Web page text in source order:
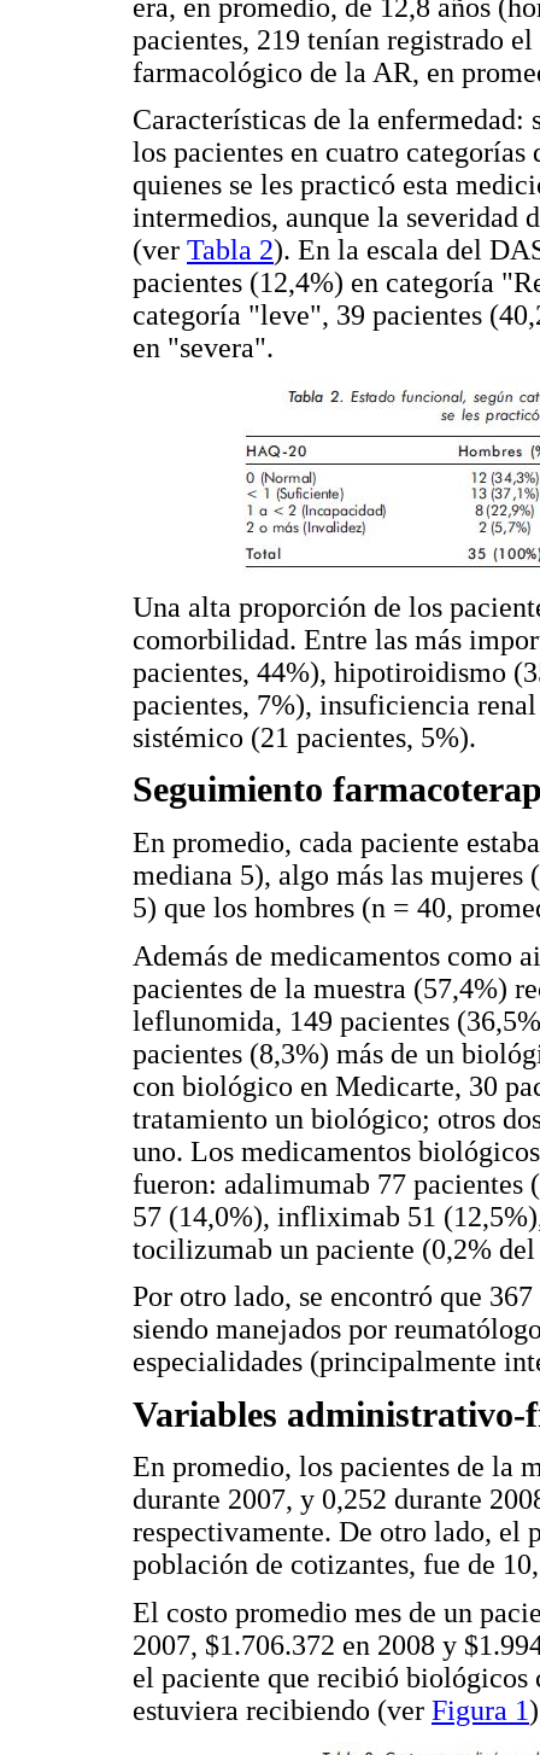
era, en promedio, de 12,8 años
pacientes, 219 tenían registrado
farmacológico de la AR, en
Características de la
los pacientes en cuatro
quienes se les practicó esta
intermedios, aunque la severidad
(ver Tabla 2). En la escala del
pacientes (12,4%) en categoría
categoría "leve", 39 pacientes
en "severa".
Una alta proporción de los
comorbilidad. Entre las más
pacientes, 44%), hipotiroidismo
pacientes, 7%), insuficiencia
sistémico (21 pacientes, 5%).
Seguimiento
En promedio, cada paciente
mediana 5), algo más las
5) que los hombres (n = 40,
Además de medicamentos como
pacientes de la muestra (57,4%)
leflunomida, 149 pacientes
pacientes (8,3%) más de un
con biológico en Medicarte, 30
tratamiento un biológico; otros
uno. Los medicamentos
fueron: adalimumab 77 pacientes
57 (14,0%), infliximab 51
tocilizumab un paciente (0,2%
Por otro lado, se encontró que
siendo manejados por
especialidades (principalmente
Variables administrativo-
En promedio, los pacientes de la
durante 2007, y 0,252 durante
respectivamente. De otro lado, el
población de cotizantes, fue de
El costo promedio mes de un
2007, $1.706.372 en 2008 y
el paciente que recibió biológicos
estuviera recibiendo (ver Figura 1